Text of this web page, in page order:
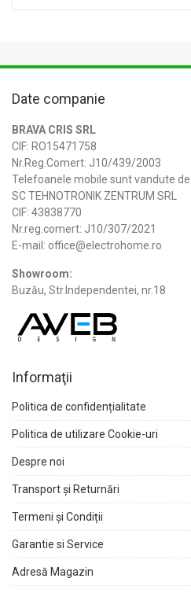
Date companie
BRAVA CRIS SRL
CIF: RO15471758
Nr.Reg.Comert: J10/439/2003
Telefoanele mobile sunt vandute de
SC TEHNOTRONIK ZENTRUM SRL
CIF: 43838770
Nr.reg.comert: J10/307/2021
E-mail: office@electrohome.ro
Showroom:
Buzău, Str.Independentei, nr.18
Informaţii
Politica de confidențialitate
Politica de utilizare Cookie-uri
Despre noi
Transport și Returnări
Termeni și Condiții
Garantie si Service
Adresă Magazin